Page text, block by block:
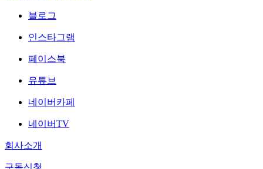
블로그
인스타그램
페이스북
유튜브
네이버카페
네이버TV
회사소개